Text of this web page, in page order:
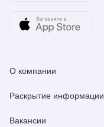
О компании
Раскрытие информации
Вакансии